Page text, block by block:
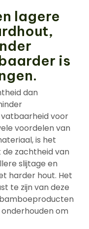
lagere
is
dan
voor
voordelen van
is het
zachtheid van
slijtage en
harder hout. Het
te zijn van deze
om